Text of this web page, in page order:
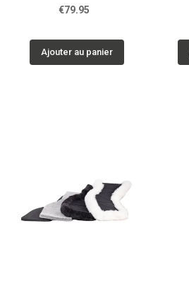
€79.95
Ajouter au panier